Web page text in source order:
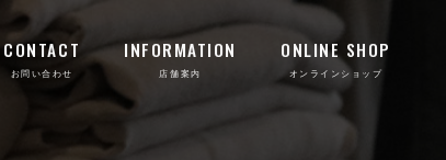
CONTACT INFORMATION ONLINE SHOP